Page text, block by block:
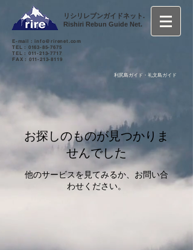
リシリレブンガイドネット.
Rishiri Rebun Guide Net.
E-mail :info@rirenet.com
TEL : 0163-85-7675
TEL : 011-213-7717
FAX : 011-213-8119
利尻島ガイド・礼文島ガイド
お探しのものが見つかりま
せんでした
他のサービスを見てみるか、お問い合
わせください。